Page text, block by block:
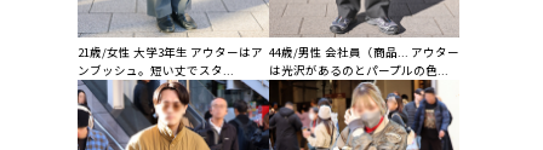
21歳/女性 大学3年生 アウターはア
ンブッシュ。短い丈でスタ...
44歳/男性 会社員（商品... アウター
は光沢があるのとパープルの色...